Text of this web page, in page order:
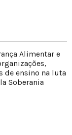
Alimentar e
de ensino na luta
Soberania